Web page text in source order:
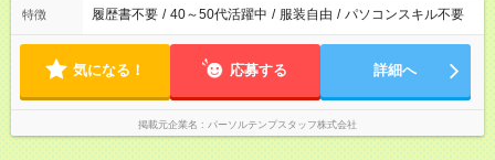
特徴 履歴書不要 / 40～50代活躍中 / 服装自由 / パソコンスキル不要
気になる！ 応募する 詳細へ
掲載元企業名 パーソルテンプスタッフ株式会社